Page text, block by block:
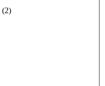
(2)